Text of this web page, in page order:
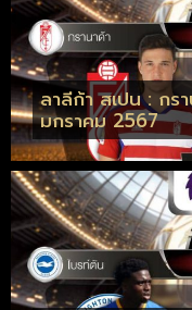
ลาลีก้า สเปน : กร
มกราคม 2567